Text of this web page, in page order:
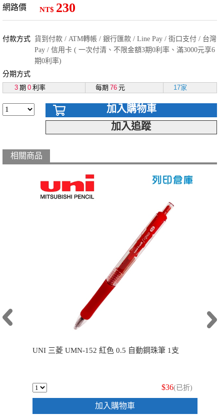
網路價 NT$ 230
付款方式 貨到付款 / ATM轉帳 / 銀行匯款 / Line Pay / 街口支付 / 台灣
Pay / 信用卡 ( 一次付清、不限金額3期0利率、滿3000元享6
期0利率)
分期方式
3 期 0 利率 每期 76 元 17家
加入購物車
加入追蹤
相關商品
UNI 三菱 UMN-152 紅色 0.5 自動鋼珠筆 1支
$36(已折)
加入購物車